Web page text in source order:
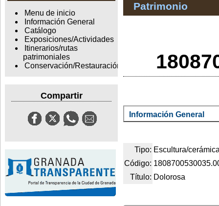
Menu de inicio
Información General
Catálogo
Exposiciones/Actividades
Itinerarios/rutas
patrimoniales
Conservación/Restauración
Compartir
Patrimonio
Información General
Tipo: Escultura/
Código:
Título: Dolorosa